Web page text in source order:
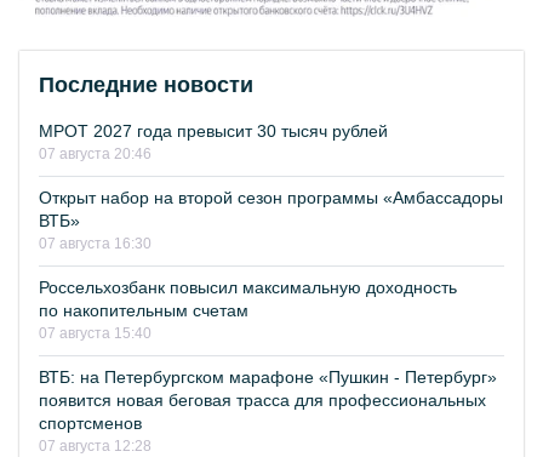
Последние новости
МРОТ 2027 года превысит 30 тысяч рублей
07 августа 20:46
Открыт набор на второй сезон программы «Амбассадоры
ВТБ»
07 августа 16:30
Россельхозбанк повысил максимальную доходность
по накопительным счетам
07 августа 15:40
ВТБ: на Петербургском марафоне «Пушкин - Петербург»
появится новая беговая трасса для профессиональных
спортсменов
07 августа 12:28